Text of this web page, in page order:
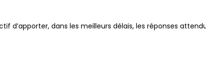
d’apporter, dans les meilleurs délais, les réponses